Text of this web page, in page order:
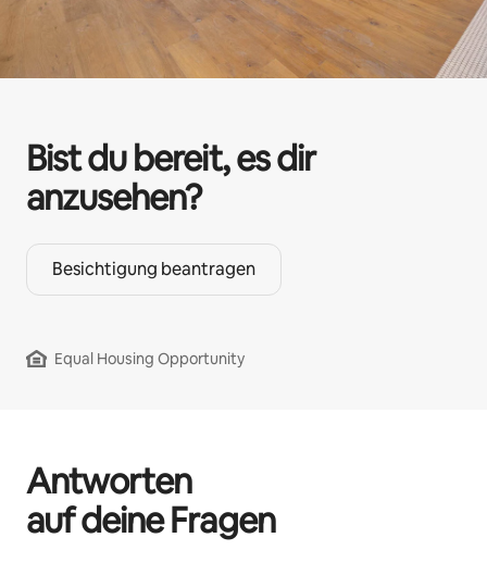
Bist du bereit, es dir
anzusehen?
Besichtigung beantragen
Equal Housing Opportunity
Antworten
auf deine Fragen